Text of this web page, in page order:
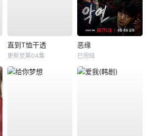
直到T恤干透
更新至第04集
恶缘
已完结